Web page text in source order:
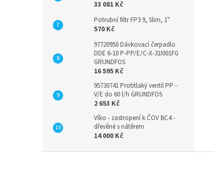
33 081 Kč
Potrubní filtr FP3 9, Slim, 1"
570 Kč
97720950 Dávkovací čerpadlo
DDE 6-10 P-PP/E/C-X-31I001FG
GRUNDFOS
16 595 Kč
95730741 Protitlaký ventil PP -
V/E do 60 l/h GRUNDFOS
2 653 Kč
Víko - zastropení k ČOV BC4 -
dřevěné s nátěrem
14 000 Kč